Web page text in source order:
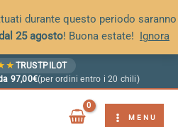
durante questo periodo saranno
25 agosto! Buona estate! Ignora
★ TRUSTPILOT
97,00€(per ordini entro i 20 chili)
MENU